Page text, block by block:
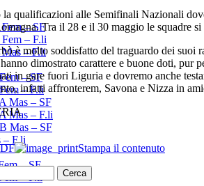
– SF
– F.li
Mas – F.li
– SF
– F.li
Mas – SF
Mas – F.li
Mas – SF
– F.li
– SF
– F.li
qualificazioni alle Semifinali Nazionali
Tra il 28 e il 30 maggio le squadre
è molto soddisfatto del traguardo dei suoi
dimostrato carattere e buone doti, pur
in gare fuori Liguria e dovremo anche
infatti affronterem, Savona e Nizza in
Stampa il contenuto